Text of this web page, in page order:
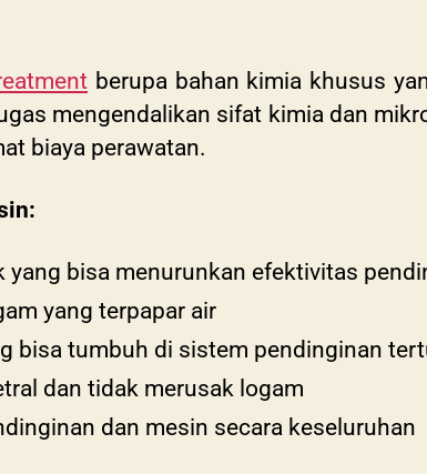
berupa bahan kimia khusus
mengendalikan sifat kimia dan
biaya perawatan.
bisa menurunkan efektivitas
yang terpapar air
bisa tumbuh di sistem pendinginan
dan tidak merusak logam
dan mesin secara keseluruhan